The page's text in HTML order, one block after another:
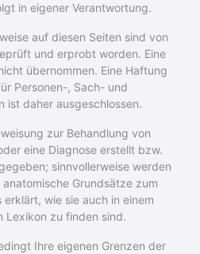
in eigener Verantwortung.
auf diesen Seiten sind von
und erprobt worden. Eine
über­nommen. Eine Haftung
Personen-, Sach- und
ist daher ausgeschlossen.
zur Behandlung von
eine Diagnose erstellt bzw.
sinnvollerweise werden
Grundsätze zum
erklärt, wie sie auch in einem
Lexikon zu finden sind.
Ihre eigenen Grenzen der